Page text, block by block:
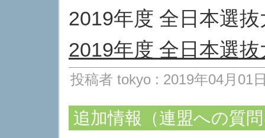
2019年度 全日本選
2019年度 全日本選
投稿者 tokyo : 2019年04月01
追加情報（連盟への質